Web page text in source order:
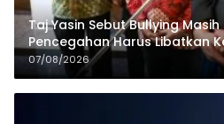
Taj Yasin Sebut Bullying
Pencegahan Harus Libatkan
Pesantren
07/08/2026